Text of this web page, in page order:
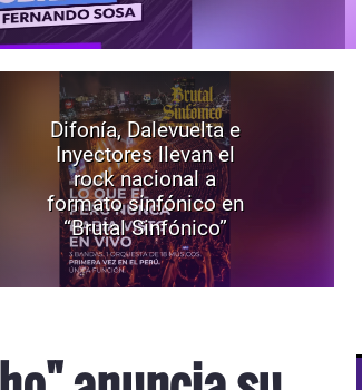
Difonía, Dalevuelta e
Inyectores llevan el
rock nacional a
formato sinfónico en
“Brutal Sinfónico”